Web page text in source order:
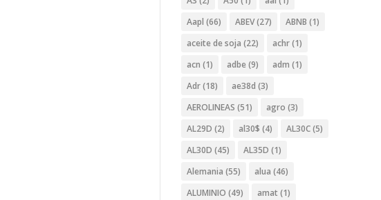
Aapl (66) ABEV(27) ABNB (1)
aceite de soja (22) achr(1)
acn (1) adbe (9) adm (1)
Adr(18) ae38d (3)
AEROLINEAS (51) agro (3)
AL29D (2) al30$ (4) AL30C(5)
AL30D (45) AL35D (1)
Alemania (55) alua (46)
ALUMINIO (49) amat (1)